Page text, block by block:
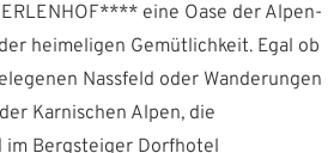
eine Oase der Alpen-
heimeligen Gemütlichkeit. Egal ob
Nassfeld oder Wanderungen
Karnischen Alpen, die
Bergsteiger Dorfhotel